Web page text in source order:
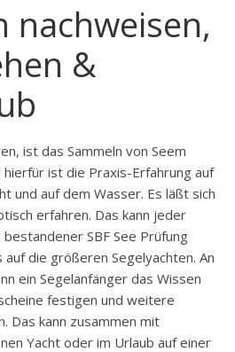
nachweisen,
&
ist das Sammeln von Seem
ist die Praxis-Erfahrung auf
und auf dem Wasser. Es läßt sich
erfahren. Das kann jeder
SBF See Prüfung
die größeren Segelyachten. An
ein Segelanfänger das Wissen
festigen und weitere
Das kann zusammen mit
Yacht oder im Urlaub auf einer